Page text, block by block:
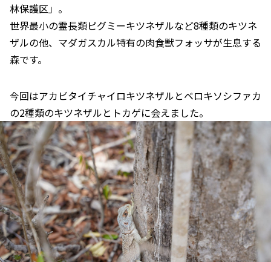
林保護区」。
世界最小の霊長類ピグミーキツネザルなど8種類のキツネ
ザルの他、マダガスカル特有の肉食獣フォッサが生息する
森です。
今回はアカビタイチャイロキツネザルとベロキソシファカ
の2種類のキツネザルとトカゲに会えました。